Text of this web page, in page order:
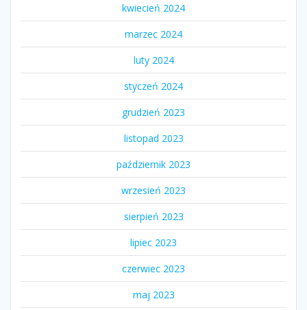
kwiecień 2024
marzec 2024
luty 2024
styczeń 2024
grudzień 2023
listopad 2023
październik 2023
wrzesień 2023
sierpień 2023
lipiec 2023
czerwiec 2023
maj 2023